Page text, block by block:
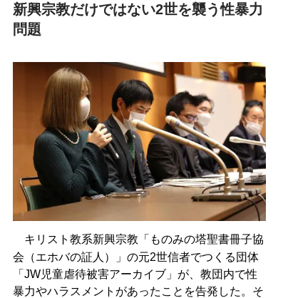
新興宗教だけではない2世を襲う性暴力
問題
キリスト教系新興宗教「ものみの塔聖書冊子協
会（エホバの証人）」の元2世信者でつくる団体
「JW児童虐待被害アーカイブ」が、教団内で性
暴力やハラスメントがあったことを告発した。そ